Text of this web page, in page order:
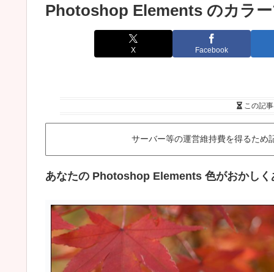
Photoshop Elements のカラ
X Facebook
この記
サーバー等の運営維持費を得るため
あなたの Photoshop Elements 色がおかしく